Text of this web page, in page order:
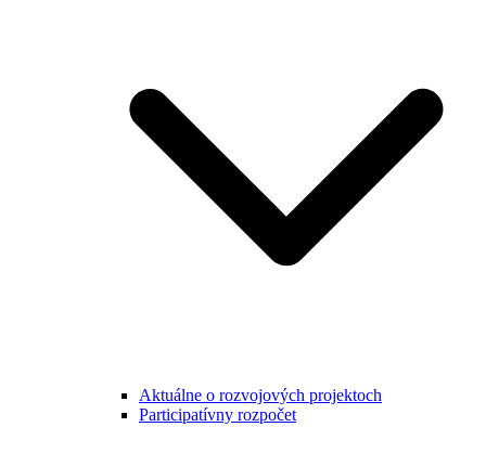
Aktuálne o rozvojových projektoch
Participatívny rozpočet